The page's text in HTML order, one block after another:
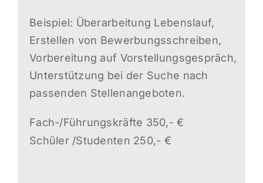
Beispiel: Überarbeitung Lebenslauf,
Erstellen von Bewerbungsschreiben,
Vorbereitung auf Vorstellungsgespräch,
Unterstützung bei der Suche nach
passenden Stellenangeboten.
Fach-/Führungskräfte 350,- €
Schüler /Studenten 250,- €